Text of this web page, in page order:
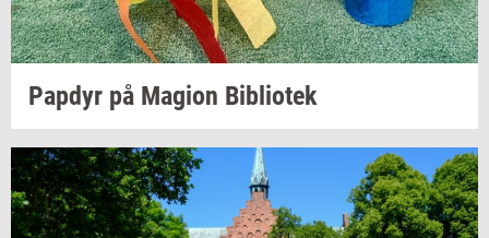
Pap­dyr på Magion Bi­bli­o­tek